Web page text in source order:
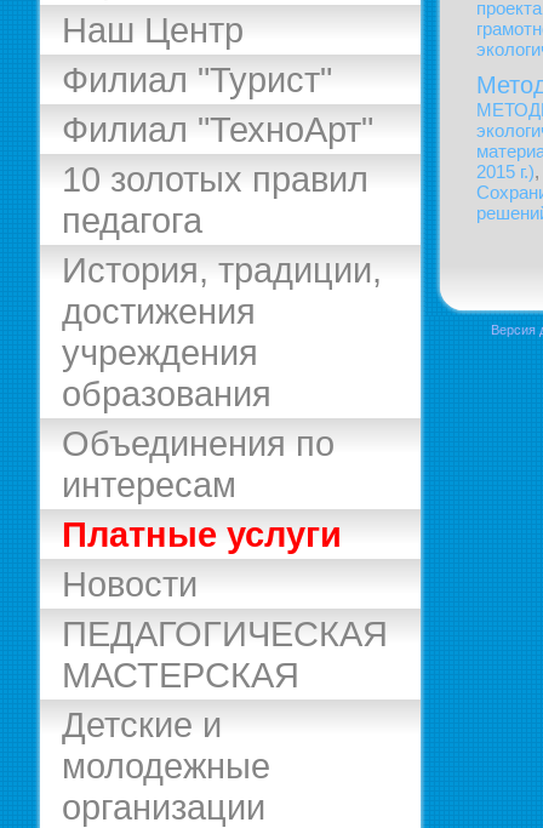
Наш Центр
Филиал "Турист"
Филиал "ТехноАрт"
10 золотых правил
педагога
История, традиции,
достижения
учреждения
образования
Объединения по
интересам
Платные услуги
Новости
ПЕДАГОГИЧЕСКАЯ
МАСТЕРСКАЯ
Детские и
молодежные
организации
2015 г.),
Версия